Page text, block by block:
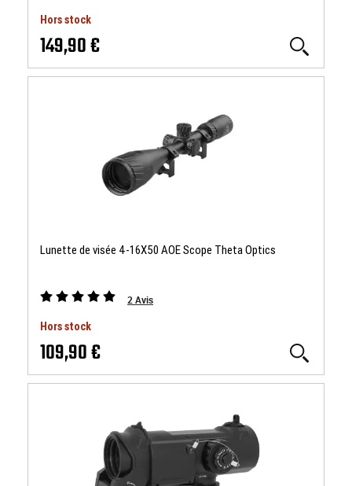
Hors stock
149,90 €
Lunette de visée 4-16X50 AOE Scope Theta Optics
2Avis
Hors stock
109,90 €